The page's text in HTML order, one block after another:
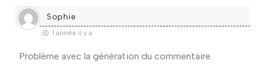
Sophie
1 année il y a
Problème avec la génération du commentaire.